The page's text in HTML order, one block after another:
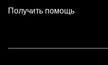
Получить помощь